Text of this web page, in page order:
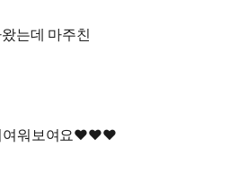
는데 마주친
여워보여요♥♥♥